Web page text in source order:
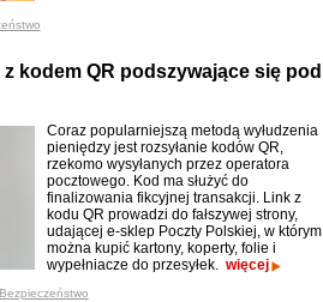
kodem QR podszywające się pod
Coraz popularniejszą metodą wyłudzenia
pieniędzy jest rozsyłanie kodów QR,
rzekomo wysyłanych przez operatora
pocztowego. Kod ma służyć do
finalizowania fikcyjnej transakcji. Link z
kodu QR prowadzi do fałszywej strony,
udającej e-sklep Poczty Polskiej, w którym
można kupić kartony, koperty, folie i
wypełniacze do przesyłek. więcej
Bezpieczeństwo